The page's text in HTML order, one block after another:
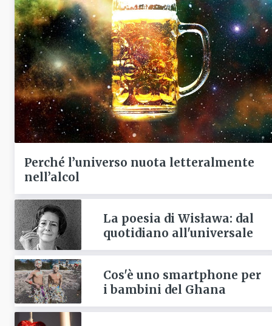
Perché l’universo nuota letteralmente
nell’alcol
La poesia di Wisława: dal
quotidiano all'universale
Cos'è uno smartphone per
i bambini del Ghana